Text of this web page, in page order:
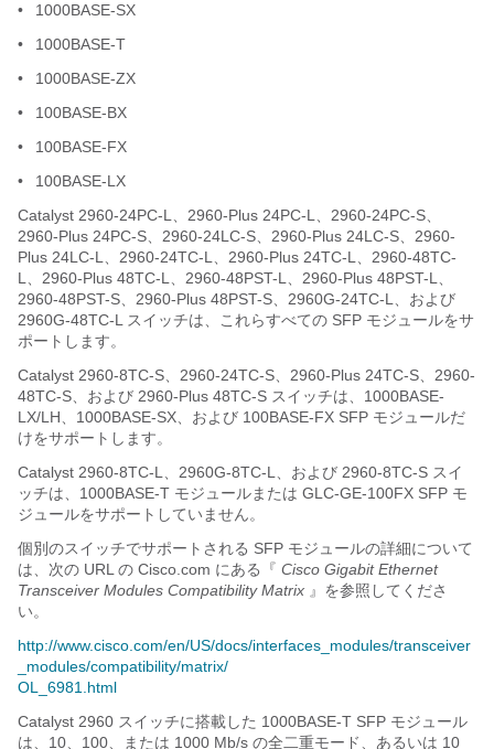
•
1000BASE-SX
•
1000BASE-T
•
1000BASE-ZX
•
100BASE-BX
•
100BASE-FX
•
100BASE-LX
Catalyst 2960-24PC-L、2960-Plus 24PC-L、2960-24PC-S、
2960-Plus 24PC-S、2960-24LC-S、2960-Plus 24LC-S、2960-
Plus 24LC-L、2960-24TC-L、2960-Plus 24TC-L、2960-48TC-
L、2960-Plus 48TC-L、2960-48PST-L、2960-Plus 48PST-L、
2960-48PST-S、2960-Plus 48PST-S、2960G-24TC-L、および
2960G-48TC-L スイッチは、これらすべての SFP モジュールをサ
ポートします。
Catalyst 2960-8TC-S、2960-24TC-S、2960-Plus 24TC-S、2960-
48TC-S、および 2960-Plus 48TC-S スイッチは、1000BASE-
LX/LH、1000BASE-SX、および 100BASE-FX SFP モジュールだ
けをサポートします。
Catalyst 2960-8TC-L、2960G-8TC-L、および 2960-8TC-S スイ
ッチは、1000BASE-T モジュールまたは GLC-GE-100FX SFP モ
ジュールをサポートしていません。
個別のスイッチでサポートされる SFP モジュールの詳細について
は、次の URL の Cisco.com にある『 Cisco Gigabit Ethernet
Transceiver Modules Compatibility Matrix 』を参照してくださ
い。
http://www.cisco.com/en/US/docs/interfaces_modules/transceiver
_modules/compatibility/matrix/
OL_6981.html
Catalyst 2960 スイッチに搭載した 1000BASE-T SFP モジュール
は、10、100、または 1000 Mb/s の全二重モード、あるいは 10